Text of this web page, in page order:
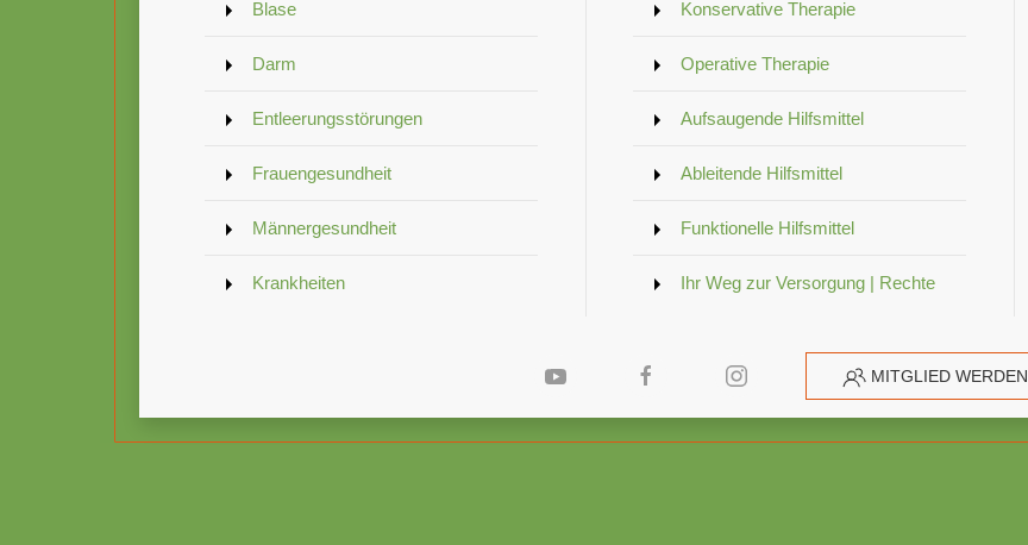
Blase
Darm
Entleerungsstörungen
Frauengesundheit
Männergesundheit
Krankheiten
Konservative Therapie
Operative Therapie
Aufsaugende Hilfsmittel
Ableitende Hilfsmittel
Funktionelle Hilfsmittel
Ihr Weg zur Versorgung | Rechte
MITGLIED WERDEN